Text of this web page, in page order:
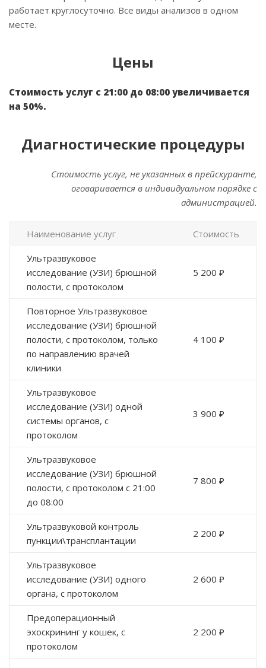
работает круглосуточно. Все виды анализов в одном
месте.
Цены
Стоимость услуг с 21:00 до 08:00 увеличивается
на 50%.
Диагностические процедуры
Стоимость услуг, не указанных в прейскуранте,
оговаривается в индивидуальном порядке с
администрацией.
Наименование услуг Стоимость
Ультразвуковое
исследование (УЗИ) брюшной
полости, с протоколом
5 200 ₽
Повторное Ультразвуковое
исследование (УЗИ) брюшной
полости, с протоколом, только
по направлению врачей
клиники
4 100 ₽
Ультразвуковое
исследование (УЗИ) одной
системы органов, с
протоколом
3 900 ₽
Ультразвуковое
исследование (УЗИ) брюшной
полости, с протоколом с 21:00
до 08:00
7 800 ₽
Ультразвуковой контроль
пункции\трансплантации
2 200 ₽
Ультразвуковое
исследование (УЗИ) одного
органа, с протоколом
2 600 ₽
Предоперационный
эхоскрининг у кошек, с
протоколом
2 200 ₽